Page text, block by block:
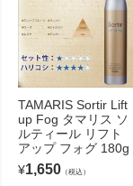
TAMARIS Sortir Lift
up Fog タマリス ソ
ルティール リフト
アップ フォグ 180g
¥1,650 （税込）